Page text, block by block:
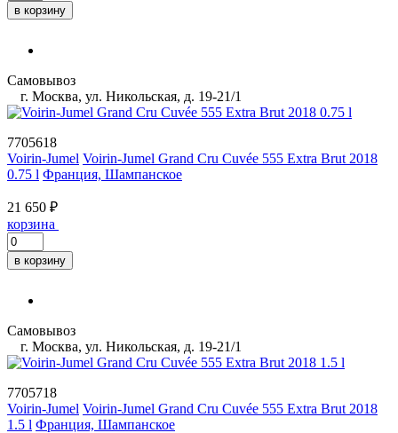
в корзину
Самовывоз
г. Москва, ул. Никольская, д. 19-21/1
7705618
Voirin-Jumel Voirin-Jumel Grand Cru Cuvée 555 Extra Brut 2018
0.75 l Франция, Шампанское
21 650 ₽
корзина
в корзину
Самовывоз
г. Москва, ул. Никольская, д. 19-21/1
7705718
Voirin-Jumel Voirin-Jumel Grand Cru Cuvée 555 Extra Brut 2018
1.5 l Франция, Шампанское